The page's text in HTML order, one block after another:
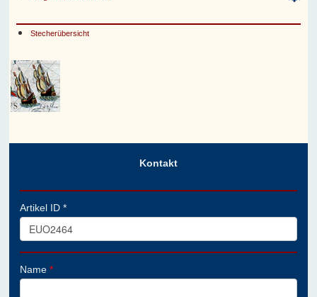
Stecherübersicht
Kontakt
Artikel ID *
Name*